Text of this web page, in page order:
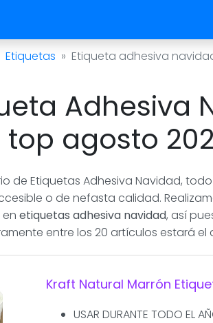
Etiquetas Etiqueta adhesiva
Adhesiva
top agosto
de Etiquetas Adhesiva Navidad,
o de nefasta calidad.
etiquetas adhesiva navidad, así
entre los 20 artículos estará el
Kraft Natural Marrón
USAR DURANTE TODO